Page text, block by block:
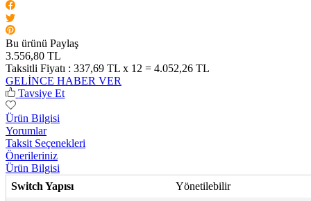
Bu ürünü Paylaş
3.556,80 TL
Taksitli Fiyatı : 337,69 TL x 12 = 4.052,26 TL
GELİNCE HABER VER
Tavsiye Et
Ürün Bilgisi
Yorumlar
Taksit Seçenekleri
Önerileriniz
Ürün Bilgisi
Switch Yapısı
Yönetilebilir